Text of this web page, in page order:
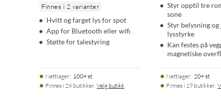
Finnes i 2 varianter
Hvitt og farget lys for spot
App for Bluetooth eller wifi
Støtte for talestyring
Nettlager: 100+ st
Finnes i 26 butikker. Velg butikk
Styr opptil tre
sone
Styr belysning
lysstyrke
Kan festes på
magnetiske
Nettlager: 20+ st
Finnes i 19 butikker.